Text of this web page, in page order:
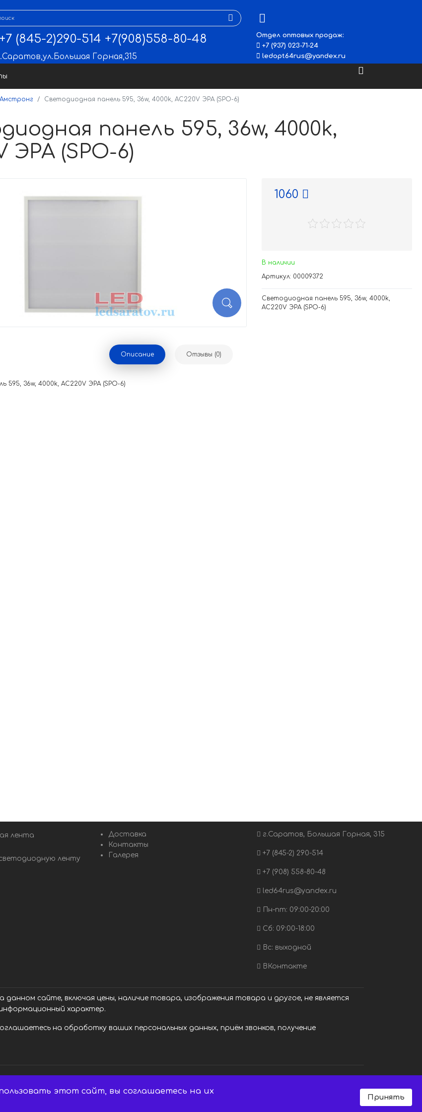
+7 (845-2)290-514 +7(908)558-80-48
,ул.Большая Горная,315
Отдел оптовых продаж:
+7 (937) 023-71-24
ledopt64rus@yandex.ru
Светодиодная панель 595, 36w, 4000k, AC220V ЭРА (SPO-6)
панель 595, 36w, 4000k,
ЭРА (SPO-6)
1060
В наличии
Артикул: 00009372
Светодиодная панель 595, 36w, 4000k,
AC220V ЭРА (SPO-6)
Описание Отзывы (0)
595, 36w, 4000k, AC220V ЭРА (SPO-6)
лента
ленту
Доставка
Контакты
Галерея
г.Саратов, Большая Горная, 315
+7 (845-2) 290-514
+7 (908) 558-80-48
led64rus@yandex.ru
Пн-пт: 09:00-20:00
Сб: 09:00-18:00
Вс: выходной
ВКонтакте
сайте, включая цены, наличие товара, изображения товара и другое, не является
характер.
на обработку ваших персональных данных, приём звонков, получение
защищены.
этот сайт, вы соглашаетесь на их
Принять